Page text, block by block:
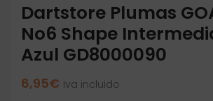
Dartstore Plumas
No6 Shape
Azul GD8000090
6,95€ Iva incluido